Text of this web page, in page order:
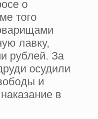
о
того
лавку,
рублей. За
осудили
и
в